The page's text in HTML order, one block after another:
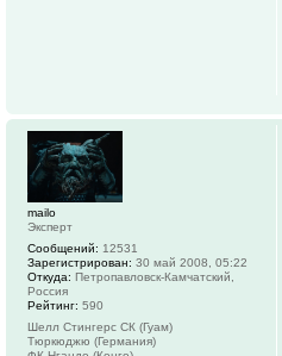
mailo
Эксперт
Сообщений: 12531
Зарегистрирован: 30 май 2008, 05:22
Откуда: Петропавловск-Камчатский,
Россия
Рейтинг: 590
Шелл Стингерс СК (Гуам)
Тюркюджю (Германия)